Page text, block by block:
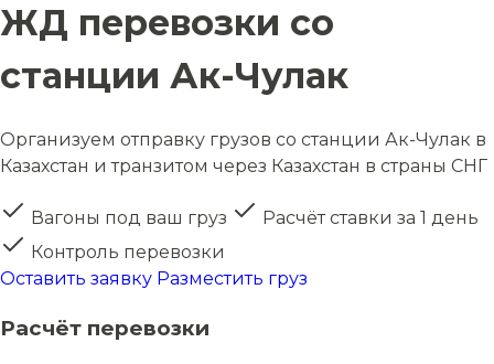
ЖД перевозки со
станции Ак-Чулак
Организуем отправку грузов со станции Ак-Чулак в
Казахстан и транзитом через Казахстан в страны СНГ
Вагоны под ваш груз
Расчёт ставки за 1 день
Контроль перевозки
Оставить заявку Разместить груз
Расчёт перевозки